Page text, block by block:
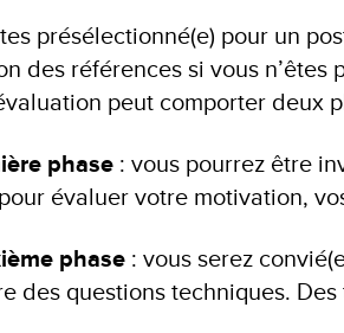
présélectionné(e) pour un
des références si vous
peut comporter deux
phase : vous pourrez être
évaluer votre motivation,
phase : vous serez
des questions techniques.